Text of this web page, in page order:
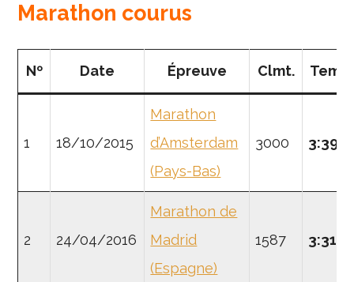
Marathon courus
Nº Date Épreuve Clmt.
1 18/10/2015
Marathon
d’Amsterdam
(Pays-Bas)
3000
2 24/04/2016
Marathon de
Madrid
(Espagne)
1587